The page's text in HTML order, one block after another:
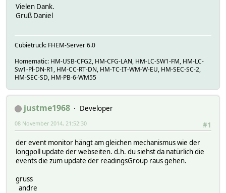
Vielen Dank.
Gruß Daniel
Cubietruck: FHEM-Server 6.0
Homematic: HM-USB-CFG2, HM-CFG-LAN, HM-LC-SW1-FM, HM-LC-
Sw1-Pl-DN-R1, HM-CC-RT-DN, HM-TC-IT-WM-W-EU, HM-SEC-SC-2,
HM-SEC-SD, HM-PB-6-WM55
justme1968
Developer
#1
08 November 2014, 21:52:30
der event monitor hängt am gleichen mechanismus wie der
longpoll update der webseiten. d.h. du siehst da natürlich die
events die zum update der readingsGroup raus gehen.
gruss
andre